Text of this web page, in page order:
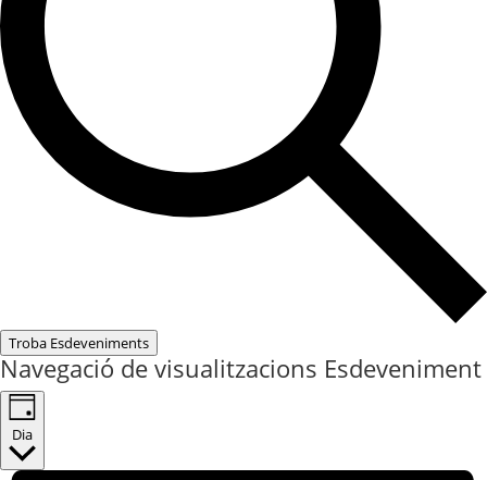
Troba Esdeveniments
Navegació de visualitzacions Esdeveniment
Dia